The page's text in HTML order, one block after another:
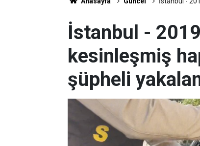
İstanbul - 2019
kesinleşmiş
şüpheli